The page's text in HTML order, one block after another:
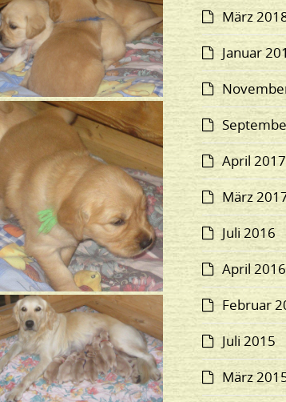
März
Januar
April 2017
März
Juli 2016
April 2016
Februar
Juli 2015
März